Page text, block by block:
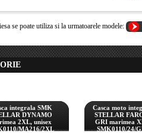
se poate utiliza si la urmatoarele modele:
integrala SMK
DYNAMO
2XL, unisex
MA216/2XL
Casca moto
STELLAR
GRI marimea
SMK0110/24/